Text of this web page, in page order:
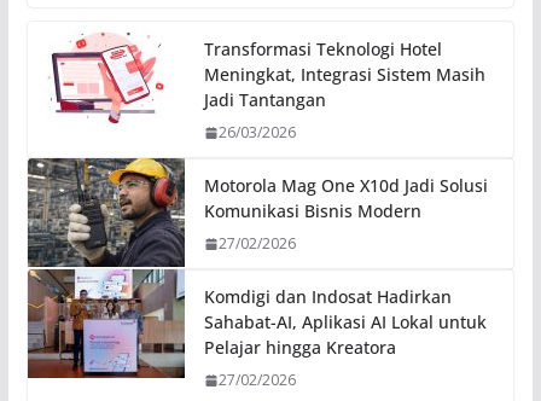
Transformasi Teknologi Hotel
Meningkat, Integrasi Sistem Masih
Jadi Tantangan
26/03/2026
Motorola Mag One X10d Jadi Solusi
Komunikasi Bisnis Modern
27/02/2026
Komdigi dan Indosat Hadirkan
Sahabat-AI, Aplikasi AI Lokal untuk
Pelajar hingga Kreatora
27/02/2026